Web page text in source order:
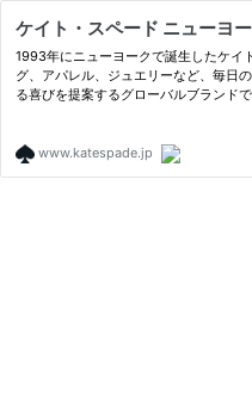
ケイト・スペード ニューヨ
1993年にニューヨークで誕生したケイ
グ、アパレル、ジュエリーなど、毎日
る喜びを提案するグローバルブランド
www.katespade.jp